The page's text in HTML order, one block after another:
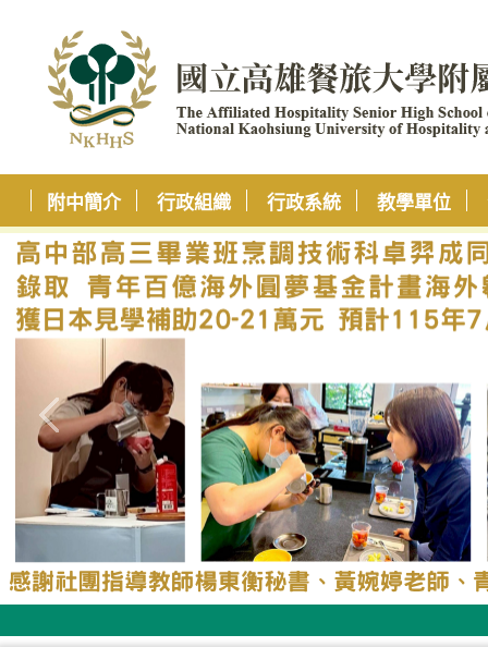
附中簡介 行政組織 行政系統 教學單位